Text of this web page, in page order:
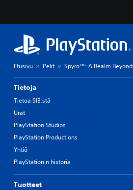
Etusivu Pelit Spyro™: A Realm Beyond
Tietoja
Tietoa SIE:stä
Urat
PlayStation Studios
PlayStation Productions
Yhtiö
PlayStationin historia
Tuotteet